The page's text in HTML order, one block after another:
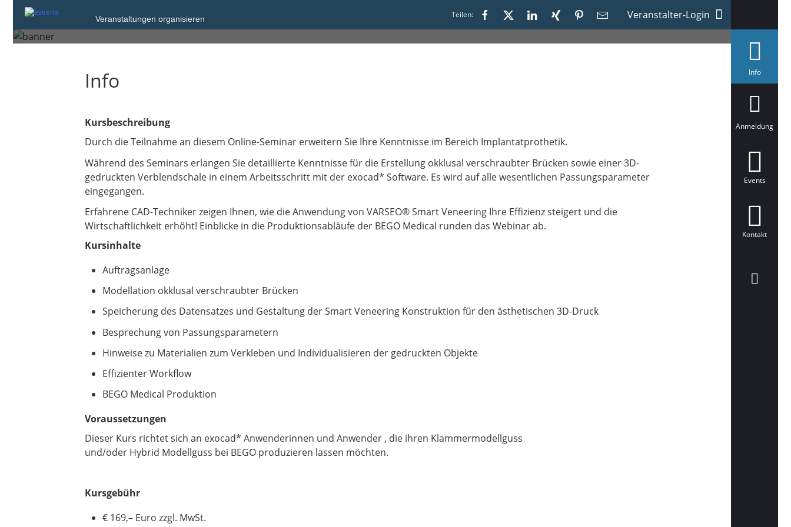
Veranstaltungen organisieren Teilen: Veranstalter-Login
Freitag, 17. Okt. 2025 von 15:00 bis 15:45
Infoa
ä
t
Anmeldung
Events
Kontakt
Info
Kursbeschreibung
Durch die Teilnahme an diesem Online-Seminar erweitern Sie Ihre Kenntnisse im Bereich Implantatprothetik.
Während des Seminars erlangen Sie detaillierte Kenntnisse für die Erstellung okklusal verschraubter Brücken sowie einer 3D-
gedruckten Verblendschale in einem Arbeitsschritt mit der exocad* Software. Es wird auf alle wesentlichen Passungsparameter
eingegangen.
Erfahrene CAD-Techniker zeigen Ihnen, wie die Anwendung von VARSEO® Smart Veneering Ihre Effizienz steigert und die
Wirtschaftlichkeit erhöht! Einblicke in die Produktionsabläufe der BEGO Medical runden das Webinar ab.
Kursinhalte
Auftragsanlage
Modellation okklusal verschraubter Brücken
Speicherung des Datensatzes und Gestaltung der Smart Veneering Konstruktion für den ästhetischen 3D-Druck
Besprechung von Passungsparametern
Hinweise zu Materialien zum Verkleben und Individualisieren der gedruckten Objekte
Effizienter Workflow
BEGO Medical Produktion
Voraussetzungen
Dieser Kurs richtet sich an exocad* Anwenderinnen und Anwender , die ihren Klammermodellguss
und/oder Hybrid Modellguss bei BEGO produzieren lassen möchten.
Kursgebühr
€ 169,– Euro zzgl. MwSt.